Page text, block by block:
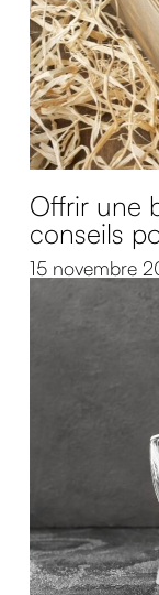
Offrir une
conseils
15 novembre